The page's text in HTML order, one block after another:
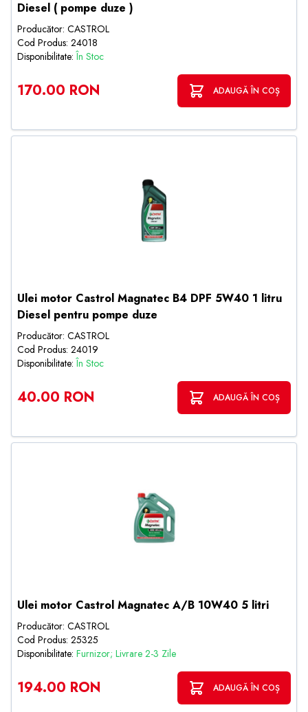
Diesel ( pompe duze )
Producător: CASTROL
Cod Produs: 24018
Disponibilitate:În Stoc
170.00 RON ADAUGĂ ÎN COȘ
Ulei motor Castrol Magnatec B4 DPF 5W40 1 litru
Diesel pentru pompe duze
Producător: CASTROL
Cod Produs: 24019
Disponibilitate:În Stoc
40.00 RON ADAUGĂ ÎN COȘ
Ulei motor Castrol Magnatec A/B 10W40 5 litri
Producător: CASTROL
Cod Produs: 25325
Disponibilitate: Furnizor; Livrare 2-3 Zile
194.00 RON ADAUGĂ ÎN COȘ